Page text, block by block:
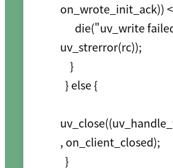
on_wrote_init_ack))
uv_strerror(rc));
, on_client_closed);